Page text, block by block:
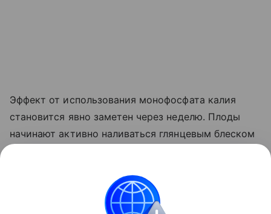
Эффект от использования монофосфата калия
становится явно заметен через неделю. Плоды
начинают активно наливаться глянцевым блеском
свою силу на том, чтобы дать урожайю
возможность нормально вызреть.